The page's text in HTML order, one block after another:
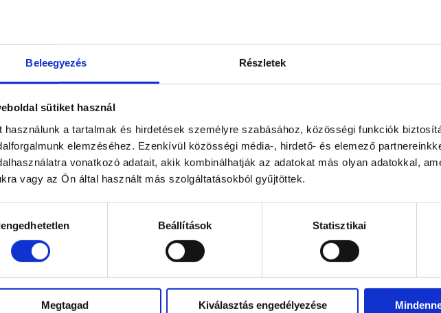
Beleegyezés Részletek
sütiket használ
használunk a tartalmak és hirdetések személyre szabásához, közösségi funkciók
elemzéséhez. Ezenkívül közösségi média-, hirdető- és elemező
vonatkozó adatait, akik kombinálhatják az adatokat más olyan adatokkal,
vagy az Ön által használt más szolgáltatásokból gyűjtöttek.
Beállítások Statisztikai
Megtagad Kiválasztás engedélyezése
Magaslati takarítás
kölcsönzés
Burkolatok, szaniterek és